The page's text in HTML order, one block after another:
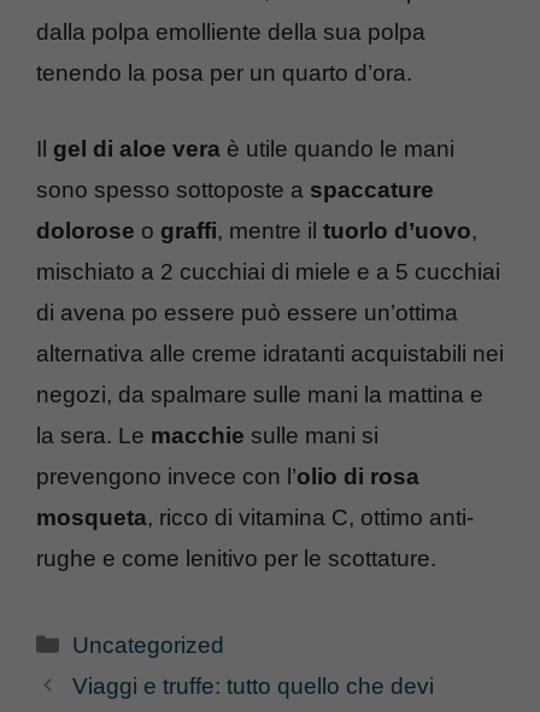
dalla polpa emolliente della sua polpa
tenendo la posa per un quarto d’ora.
Il gel di aloe vera è utile quando le mani
sono spesso sottoposte a spaccature
dolorose o graffi, mentre il tuorlo d’uovo,
mischiato a 2 cucchiai di miele e a 5 cucchiai
di avena po essere può essere un’ottima
alternativa alle creme idratanti acquistabili nei
negozi, da spalmare sulle mani la mattina e
la sera. Le macchie sulle mani si
prevengono invece con l’olio di rosa
mosqueta, ricco di vitamina C, ottimo anti-
rughe e come lenitivo per le scottature.
Categorie
Uncategorized
Viaggi e truffe: tutto quello che devi